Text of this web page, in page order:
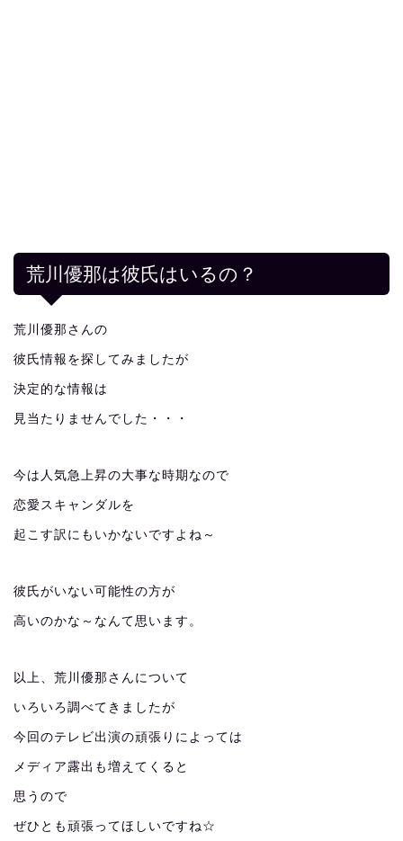
荒川優那は彼氏はいるの？
荒川優那さんの
彼氏情報を探してみましたが
決定的な情報は
見当たりませんでした・・・
今は人気急上昇の大事な時期なので
恋愛スキャンダルを
起こす訳にもいかないですよね～
彼氏がいない可能性の方が
高いのかな～なんて思います。
以上、荒川優那さんについて
いろいろ調べてきましたが
今回のテレビ出演の頑張りによっては
メディア露出も増えてくると
思うので
ぜひとも頑張ってほしいですね☆